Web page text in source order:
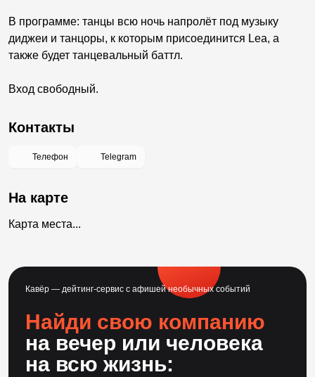
В программе: танцы всю ночь напролёт под музыку
диджеи и танцоры, к которым присоединится Lea, а
также будет танцевальный баттл.
Вход свободный.
Контакты
Телефон Telegram
На карте
Карта места...
Кавёр — дейтинг-сервис с афишей необычных событий
Найди свою компанию
на вечер или человека
на всю жизнь: